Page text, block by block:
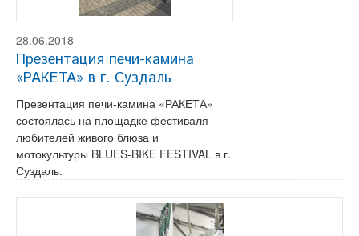
28.06.2018
Презентация печи-камина
«РАКЕТА» в г. Суздаль
Презентация печи-камина «РАКЕТА»
состоялась на площадке фестиваля
любителей живого блюза и
мотокультуры BLUES-BIKE FESTIVAL в г.
Суздаль.